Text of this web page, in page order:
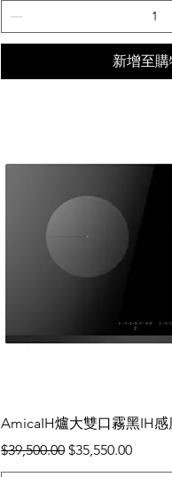
新增至
快速瀏
AmicaIH爐大雙口霧黑IH感
一般價格
$39,500.00 促銷價格
$35,550.00